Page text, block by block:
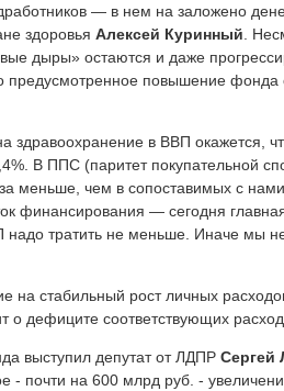
— в нем на заложено
здоровья Алексей Куринный.
дыры» остаются и даже
предусмотренное повышение фонда
здравоохранение в ВВП окажется,
В ППС (паритет покупательной
меньше, чем в сопоставимых с
финансирования — сегодня
надо тратить не меньше. Иначе мы
на стабильный рост личных
о дефиците соответствующих
выступил депутат от ЛДПР Сергей
- почти на 600 млрд руб. -